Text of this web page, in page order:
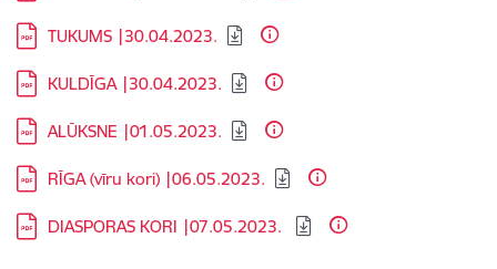
Lejupielādēt:
TUKUMS |30.04.2023.
Lejupielādēt:
KULDĪGA |30.04.2023.
Lejupielādēt:
ALŪKSNE |01.05.2023.
Lejupielādēt:
RĪGA (vīru kori) |06.05.2023.
Lejupielādēt:
​DIASPORAS KORI |07.05.2023. ​